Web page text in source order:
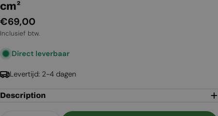
cm²
Normale
prijs
€69,00
Inclusief btw.
Direct leverbaar
Levertijd: 2-4 dagen
Description